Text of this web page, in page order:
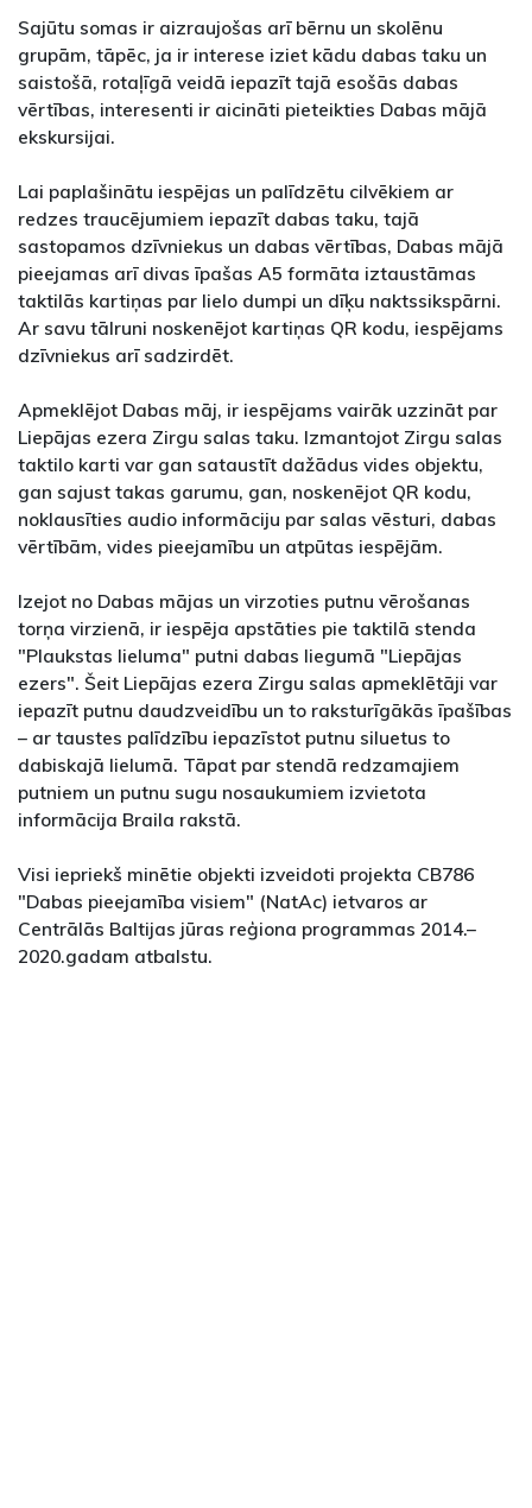
Sajūtu somas ir aizraujošas arī bērnu un skolēnu
grupām, tāpēc, ja ir interese iziet kādu dabas taku un
saistošā, rotaļīgā veidā iepazīt tajā esošās dabas
vērtības, interesenti ir aicināti pieteikties Dabas mājā
ekskursijai.
Lai paplašinātu iespējas un palīdzētu cilvēkiem ar
redzes traucējumiem iepazīt dabas taku, tajā
sastopamos dzīvniekus un dabas vērtības, Dabas mājā
pieejamas arī divas īpašas A5 formāta iztaustāmas
taktilās kartiņas par lielo dumpi un dīķu naktssikspārni.
Ar savu tālruni noskenējot kartiņas QR kodu, iespējams
dzīvniekus arī sadzirdēt.
Apmeklējot Dabas māj, ir iespējams vairāk uzzināt par
Liepājas ezera Zirgu salas taku. Izmantojot Zirgu salas
taktilo karti var gan sataustīt dažādus vides objektu,
gan sajust takas garumu, gan, noskenējot QR kodu,
noklausīties audio informāciju par salas vēsturi, dabas
vērtībām, vides pieejamību un atpūtas iespējām.
Izejot no Dabas mājas un virzoties putnu vērošanas
torņa virzienā, ir iespēja apstāties pie taktilā stenda
"Plaukstas lieluma" putni dabas liegumā "Liepājas
ezers". Šeit Liepājas ezera Zirgu salas apmeklētāji var
iepazīt putnu daudzveidību un to raksturīgākās īpašības
– ar taustes palīdzību iepazīstot putnu siluetus to
dabiskajā lielumā. Tāpat par stendā redzamajiem
putniem un putnu sugu nosaukumiem izvietota
informācija Braila rakstā.
Visi iepriekš minētie objekti izveidoti projekta CB786
"Dabas pieejamība visiem" (NatAc) ietvaros ar
Centrālās Baltijas jūras reģiona programmas 2014.–
2020.gadam atbalstu.